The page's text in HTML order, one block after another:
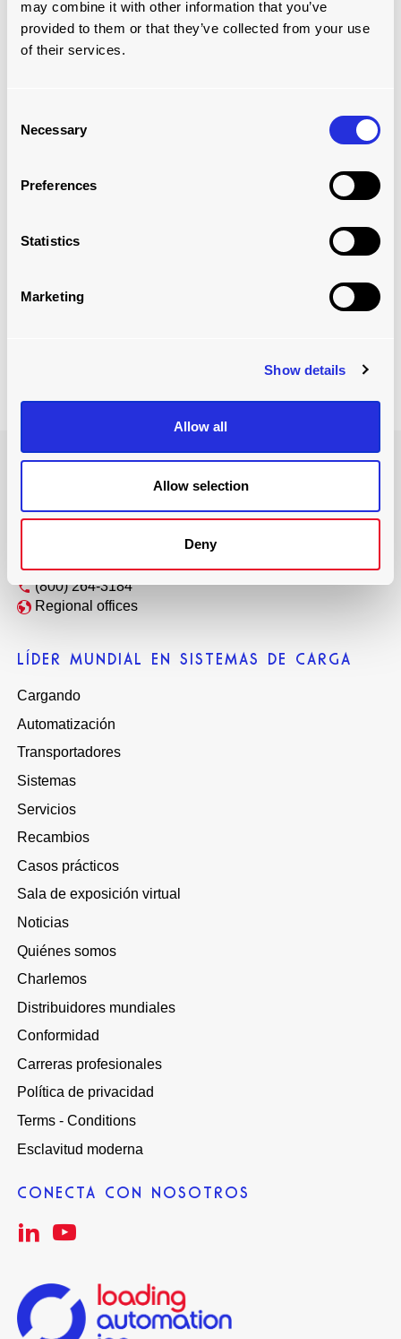
may combine it with other information that you’ve
provided to them or that they’ve collected from your use
of their services.
Selection
Necessary
Preferences
Statistics
Marketing
Show details
Allow all
Allow selection
Deny
Leer más
PO Box 4820, Wilmington,
sales@loading-automation.com
(800) 264-3184
Regional offices
LÍDER MUNDIAL EN SISTEMAS DE CARGA
Cargando
Automatización
Transportadores
Sistemas
Servicios
Recambios
Casos prácticos
Sala de exposición virtual
Noticias
Quiénes somos
Charlemos
Distribuidores mundiales
Conformidad
Carreras profesionales
Política de privacidad
Terms - Conditions
Esclavitud moderna
CONECTA CON NOSOTROS